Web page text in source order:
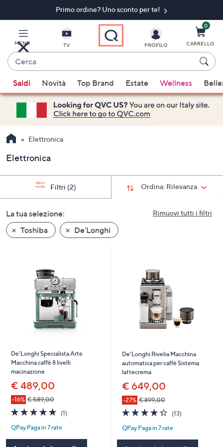
principale
Primo ordine? Uno sconto per te!​
MENU TV
Cerca
sono
disponibili
suggerimenti,
usa
i
freccia
su
giù
oppure
scorri
a
dispositivi
PROFILO
0
CARRELLO
Saldi Novità Top Brand Estate Wellness
Elettronica
Elettronica
Ordina: Rilevanza
Filtri (2)
Rimuovi tutti i filtri
La tua selezione:
Toshiba
De'Longhi
De'Longhi Specialista Arte
Macchina caffè 8 livelli
macinazione
€ 489,00
-16% € 589,00
5.0
of
5
(1)1
QPay Paga in 7 rate
De'Longhi Rivelia Macchina
automatica per caffè Sistema
lattecrema
€ 649,00
-27% € 899,00
4.3
of
5
(13)13
QPay Paga in 7 rate